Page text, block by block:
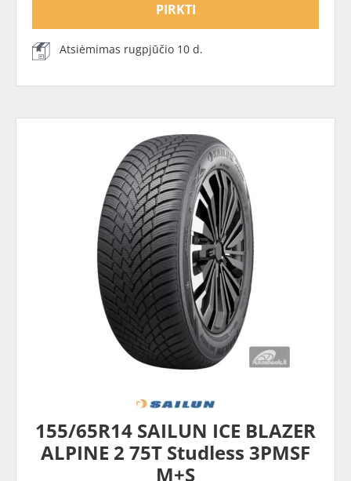
PIRKTI
Atsiėmimas rugpjūčio 10 d.
155/65R14 SAILUN ICE BLAZER
ALPINE 2 75T Studless 3PMSF
M+S